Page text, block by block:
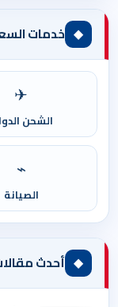
◆ خدمات
✈
الشحن
⌁
الصيانة
◆ أحدث